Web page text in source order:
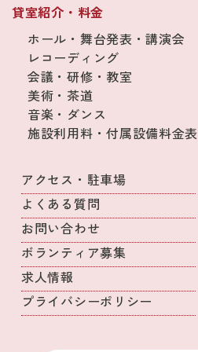
貸室紹介・料金
ホール・舞台発表・講演会
レコーディング
会議・研修・教室
美術・茶道
音楽・ダンス
施設利用料・付属設備料金表
アクセス・駐車場
よくある質問
お問い合わせ
ボランティア募集
求人情報
プライバシーポリシー